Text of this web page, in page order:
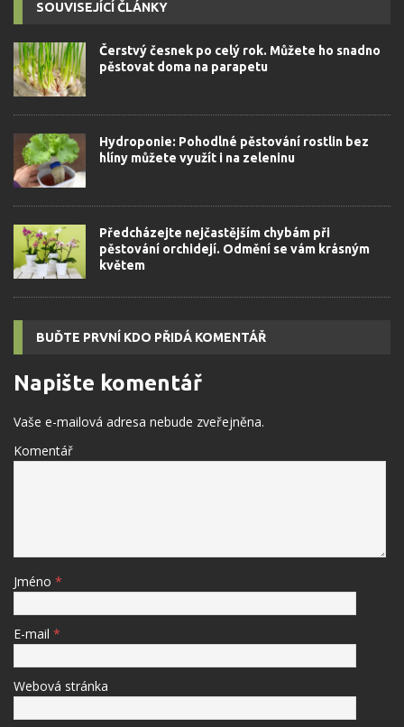
SOUVISEJÍCÍ ČLÁNKY
Čerstvý česnek po celý rok. Můžete ho snadno
pěstovat doma na parapetu
Hydroponie: Pohodlné pěstování rostlin bez
hlíny můžete využít i na zeleninu
Předcházejte nejčastějším chybám při
pěstování orchidejí. Odmění se vám krásným
květem
BUĎTE PRVNÍ KDO PŘIDÁ KOMENTÁŘ
Napište komentář
Vaše e-mailová adresa nebude zveřejněna.
Komentář
Jméno *
E-mail *
Webová stránka